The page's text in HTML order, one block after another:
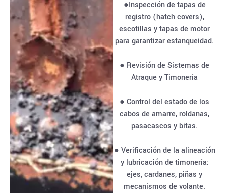
●Inspección de tapas de
registro (hatch covers),
escotillas y tapas de motor
para garantizar estanqueidad.
● Revisión de Sistemas de
Atraque y Timonería
● Control del estado de los
cabos de amarre, roldanas,
pasacascos y bitas.
● Verificación de la alineación
y lubricación de timonería:
ejes, cardanes, piñas y
mecanismos de volante.